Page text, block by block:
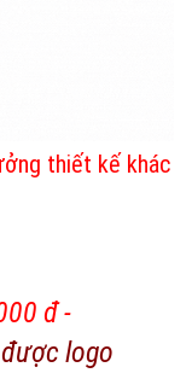
thiết kế khác
đ -
logo